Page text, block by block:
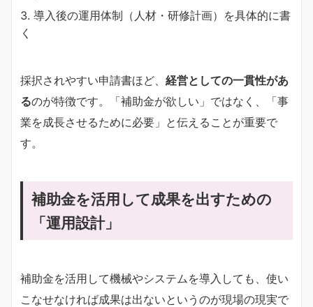
導入後の運用体制（人材・研修計画）を具体的に書
く
採択されやすい申請書ほど、 経営としての一貫性があ
るのが特徴です。「補助金が欲しい」ではなく、「事
業を成長させるために必要」と伝えることが重要で
す。
補助金を活用して成果を出すための
「運用設計」
補助金を活用して機械やシステムを導入しても、使い
こなせなければ成果は出ないというのが現場の現実で